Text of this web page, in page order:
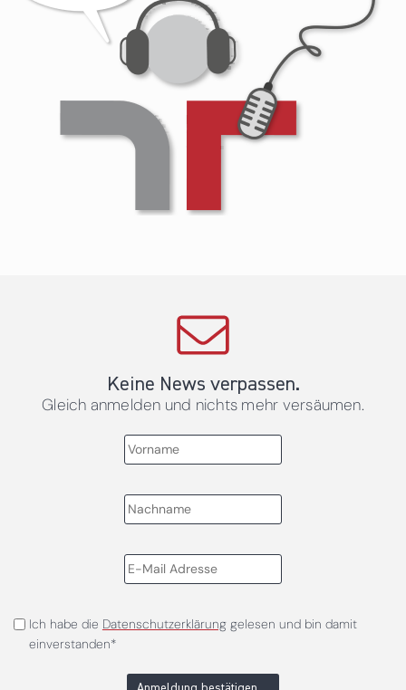
Keine News verpassen.
Gleich anmelden und nichts mehr versäumen.
Ich habe die Datenschutzerklärunggelesen und bin damit
einverstanden*